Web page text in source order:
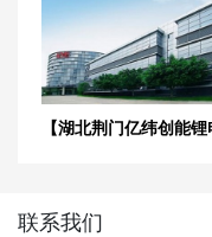
【湖北荆门亿纬创能锂
联系我们